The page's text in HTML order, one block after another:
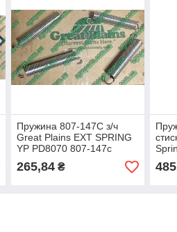
Пружина 807-147C з/ч
Great Plains EXT SPRING
YP PD8070 807-147с
265,84₴